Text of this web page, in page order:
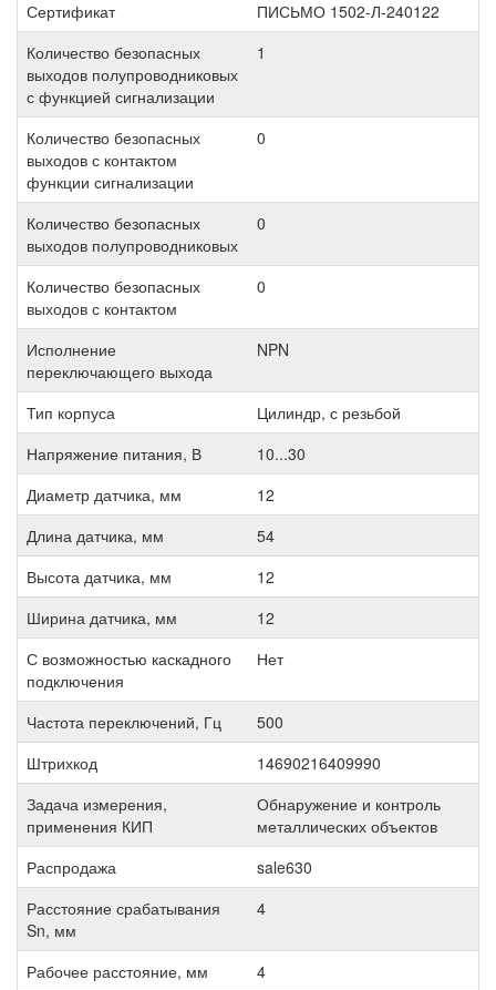
Сертификат
ПИСЬМО 1502-Л-240122
Количество безопасных
выходов полупроводниковых
с функцией сигнализации
1
Количество безопасных
выходов с контактом
функции сигнализации
0
Количество безопасных
выходов полупроводниковых
0
Количество безопасных
выходов с контактом
0
Исполнение
переключающего выхода
NPN
Тип корпуса
Цилиндр, с резьбой
Напряжение питания, В
10...30
Диаметр датчика, мм
12
Длина датчика, мм
54
Высота датчика, мм
12
Ширина датчика, мм
12
С возможностью каскадного
подключения
Нет
Частота переключений, Гц
500
Штрихкод
14690216409990
Задача измерения,
применения КИП
Обнаружение и контроль
металлических объектов
Распродажа
sale630
Расстояние срабатывания
Sn, мм
4
Рабочее расстояние, мм
4